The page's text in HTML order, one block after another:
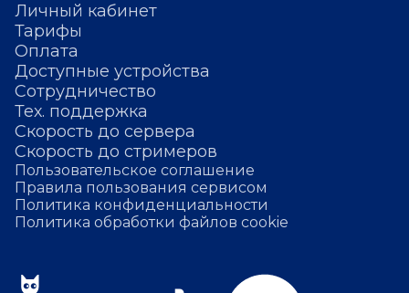
Личный кабинет
Тарифы
Оплата
Доступные устройства
Сотрудничество
Тех. поддержка
Скорость до сервера
Скорость до стримеров
Пользовательское соглашение
Правила пользования сервисом
Политика конфиденциальности
Политика обработки файлов cookie